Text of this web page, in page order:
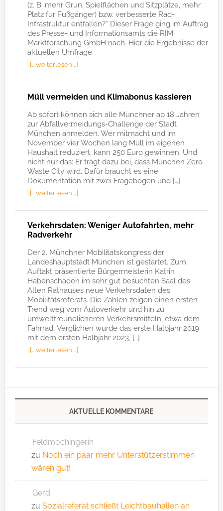
(z. B. mehr Grün, Spielflächen und Sitzplätze, mehr
Platz für Fußgänger) bzw. verbesserte Rad-
Infrastruktur entfallen?“ Dieser Frage ging im Auftrag
des Presse- und Informationsamts die RIM
Marktforschung GmbH nach. Hier die Ergebnisse der
aktuellen Umfrage.
[… weiterlesen …]
Müll vermeiden und Klimabonus kassieren
Ab sofort können sich alle Münchner ab 18 Jahren
zur Abfallvermeidungs-Challenge der Stadt
München anmelden. Wer mitmacht und im
November vier Wochen lang Müll im eigenen
Haushalt reduziert, kann 250 Euro gewinnen. Und
nicht nur das: Er trägt dazu bei, dass München Zero
Waste City wird. Dafür braucht es eine
Dokumentation mit zwei Fragebögen und […]
[… weiterlesen …]
Verkehrsdaten: Weniger Autofahrten, mehr
Radverkehr
Der 2. Münchner Mobilitätskongress der
Landeshauptstadt München ist gestartet. Zum
Auftakt präsentierte Bürgermeisterin Katrin
Habenschaden im sehr gut besuchten Saal des
Alten Rathauses neue Verkehrsdaten des
Mobilitätsreferats. Die Zahlen zeigen einen ersten
Trend weg vom Autoverkehr und hin zu
umweltfreundlicheren Verkehrsmitteln, etwa dem
Fahrrad. Verglichen wurde das erste Halbjahr 2019
mit dem ersten Halbjahr 2023, […]
[… weiterlesen …]
AKTUELLE KOMMENTARE
Feldmochingerin
zu Noch ein paar mehr Unterstützerstimmen
wären gut!
Gerd
zu Sozialreferat schließt Leichtbauhallen an